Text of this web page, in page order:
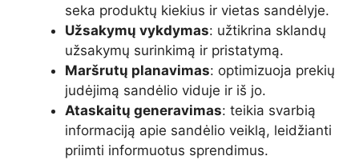
seka produktų kiekius ir vietas sandėlyje.
Užsakymų vykdymas: užtikrina sklandų
užsakymų surinkimą ir pristatymą.
Maršrutų planavimas: optimizuoja prekių
judėjimą sandėlio viduje ir iš jo.
Ataskaitų generavimas: teikia svarbią
informaciją apie sandėlio veiklą, leidžianti
priimti informuotus sprendimus.